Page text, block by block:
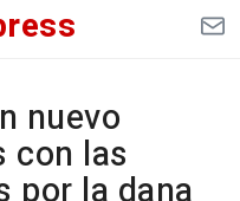
nuevo
con las